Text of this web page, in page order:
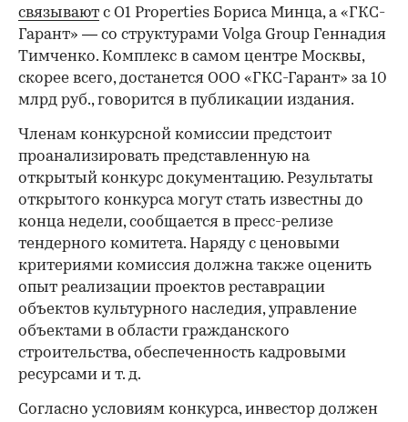
связывают с O1 Properties Бориса Минца, а «ГКС-
Гарант» — со структурами Volga Group Геннадия
Тимченко. Комплекс в самом центре Москвы,
скорее всего, достанется ООО «ГКС-Гарант» за 10
млрд руб., говорится в публикации издания.
Членам конкурсной комиссии предстоит
проанализировать представленную на
открытый конкурс документацию. Результаты
открытого конкурса могут стать известны до
конца недели, сообщается в пресс-релизе
тендерного комитета. Наряду с ценовыми
критериями комиссия должна также оценить
опыт реализации проектов реставрации
объектов культурного наследия, управление
объектами в области гражданского
строительства, обеспеченность кадровыми
ресурсами и т. д.
Согласно условиям конкурса, инвестор должен